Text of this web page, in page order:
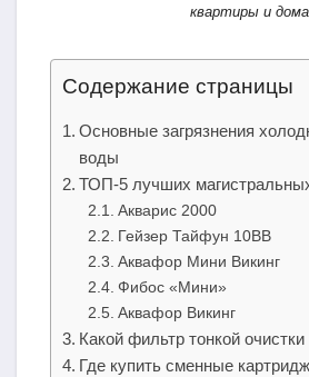
квартиры и дома
Содержание страницы
Основные загрязнения
воды
ТОП-5 лучших
Акварис 2000
Гейзер Тайфун 10ВВ
Аквафор Мини Викинг
Фибос «Мини»
Аквафор Викинг
Какой фильтр тонкой
Где купить сменные